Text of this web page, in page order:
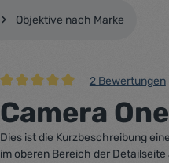
Objektive nach Marke
2 Bewertungen
Camera One
Dies ist die Kurzbeschreibung
im oberen Bereich der